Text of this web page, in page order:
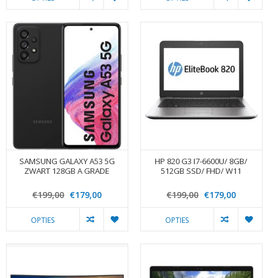
SAMSUNG GALAXY A53 5G
ZWART 128GB A GRADE
€199,00 €179,00
OPTIES
HP 820 G3 I7-6600U/ 8GB/
512GB SSD/ FHD/ W11
€199,00 €179,00
OPTIES